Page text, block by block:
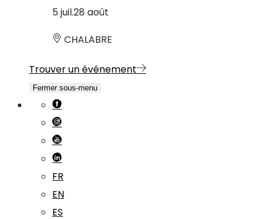
5 juil.28 août
CHALABRE
Trouver un événement
Fermer sous-menu
FR
EN
ES